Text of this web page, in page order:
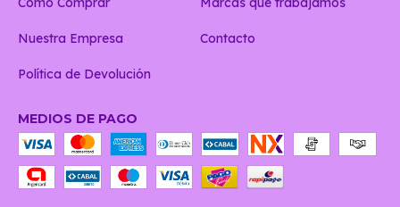
Nuestra Empresa Contacto
Política de Devolución
MEDIOS DE PAGO